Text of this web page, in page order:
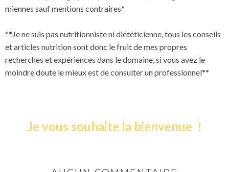
miennes sauf mentions contraires*
**Je ne suis pas nutritionniste ni diététicienne, tous les conseils
et articles nutrition sont donc le fruit de mes propres
recherches et expériences dans le domaine, si vous avez le
moindre doute le mieux est de consulter un professionnel**
Je vous souhaite la bienvenue !